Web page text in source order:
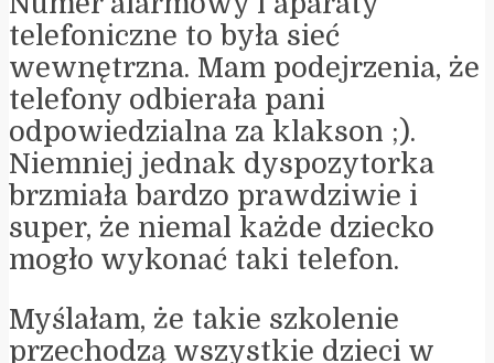
telefoniczne to była sieć
wewnętrzna. Mam podejrzenia, że
telefony odbierała pani
odpowiedzialna za klakson ;).
Niemniej jednak dyspozytorka
brzmiała bardzo prawdziwie i
super, że niemal każde dziecko
mogło wykonać taki telefon.
Myślałam, że takie szkolenie
przechodzą wszystkie dzieci w